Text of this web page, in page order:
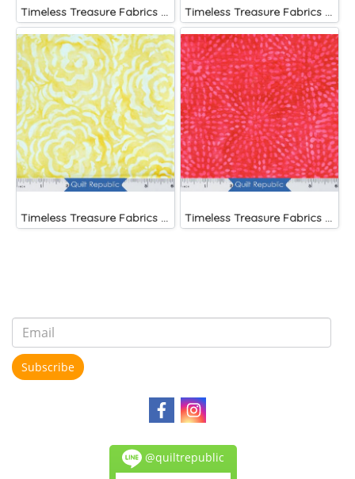
Timeless Treasure Fabrics Tonga Batiks Mariposa Celular Tropical Flowers Mist Timeless Treasure Fabrics Tonga Batiks Brightside Pink Scalloped Flower
Timeless Treasure Fabrics Tonga Batiks Brightside Large Roses Sun Timeless Treasure Fabrics Tonga Batiks Liberty Fireworks Stripes
Subscribe
@quiltrepublic